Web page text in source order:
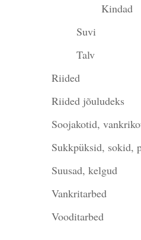
Kindad
Suvi
Talv
Riided
Riided jõuludeks
Soojakotid,
Sukkpüksid, sokid,
Suusad, kelgud
Vankritarbed
Vooditarbed